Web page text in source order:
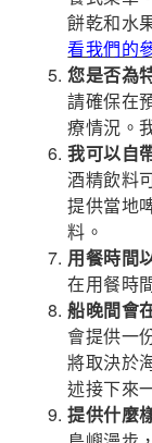
餅乾和水
看我們的
您是否為
請確保在
療情況。
我可以自
酒精飲料
提供當地
料。
用餐時間
在用餐時
船晚間會
會提供一
將取決於
述接下來
提供什麼